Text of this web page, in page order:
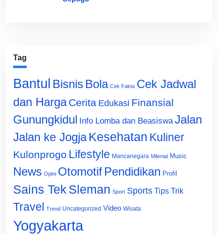
Tag
Bantul Bisnis Bola Cek Fakta Cek Jadwal
dan Harga Cerita Edukasi Finansial
Gunungkidul Info Lomba dan Beasiswa Jalan
Jalan ke Jogja Kesehatan Kuliner
Kulonprogo Lifestyle Mancanegara Milenial Music
News Opini Otomotif Pendidikan Profil
Sains Tek Sleman Sport Sports Tips Trik
Travel Trend Uncategorized Video Wisata
Yogyakarta